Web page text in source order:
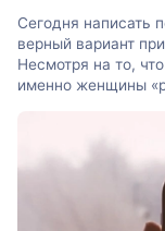
Сегодня написать
верный вариант
Несмотря на то,
именно женщины